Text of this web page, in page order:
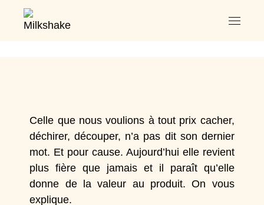
Celle que nous voulions à tout prix cacher,
déchirer, découper, n’a pas dit son dernier
mot. Et pour cause. Aujourd’hui elle revient
plus fière que jamais et il paraît qu’elle
donne de la valeur au produit. On vous
explique.